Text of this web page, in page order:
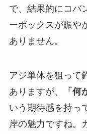
で、結果的にコバ
ーボックスが賑や
ありません。
アジ単体を狙って
ありますが、
「
いう期待感を持っ
岸の魅力ですね。